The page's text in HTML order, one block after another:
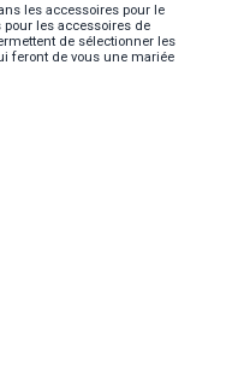
les accessoires pour le
les accessoires de
de sélectionner les
feront de vous une mariée